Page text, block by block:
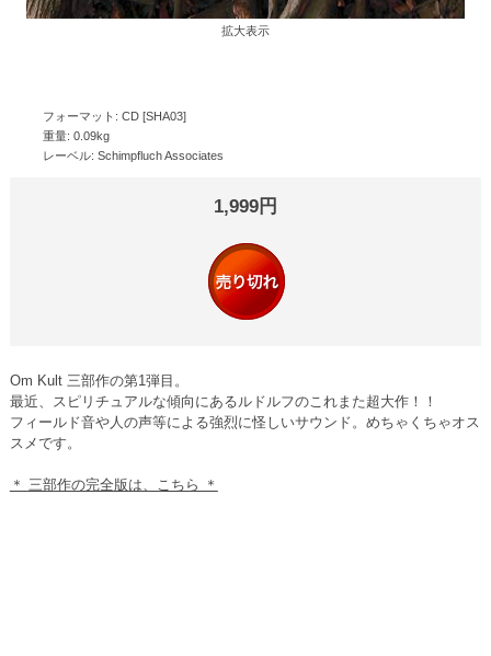
拡大表示
フォーマット: CD [SHA03]
重量: 0.09kg
レーベル: Schimpfluch Associates
1,999円
Om Kult 三部作の第1弾目。
最近、スピリチュアルな傾向にあるルドルフのこれまた超大作！！
フィールド音や人の声等による強烈に怪しいサウンド。めちゃくちゃオス
スメです。
＊ 三部作の完全版は、こちら ＊